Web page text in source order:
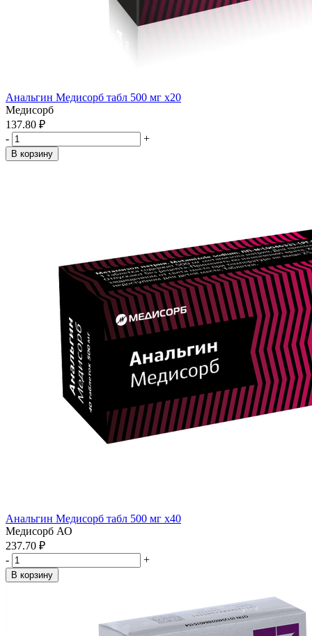
Анальгин Медисорб табл 500 мг x20
Медисорб
137.80 ₽
-
+
В корзину
Анальгин Медисорб табл 500 мг x40
Медисорб АО
237.70 ₽
-
+
В корзину